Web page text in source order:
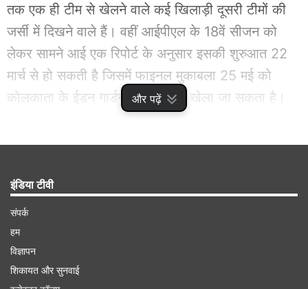
और पढ़ें
तक एक ही टीम से खेलने वाले कई खिलाड़ी दूसरी टीमों की
जर्सी में दिखने वाले हैं। वहीं आईपीएल के 18वें सीजन को
लेकर सामने आई एक रिपोर्ट के अनुसार इसकी शुरुआत 22
मार्च से हो सकती है जिसमें फाइनल मुकाबला 25 मई को
कोलकाता के ईडन गार्डन्स स्टेडियम में खेला जा सकता है।
इंडिया टीवी
संपर्क
हम
विज्ञापन
शिकायत और सुनवाई